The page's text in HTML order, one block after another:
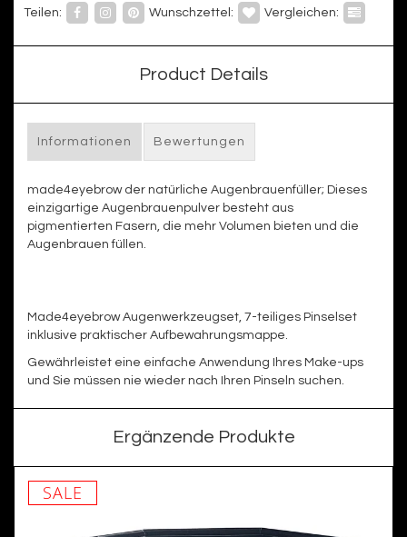
Teilen: Wunschzettel: Vergleichen:
Product Details
Informationen Bewertungen
made4eyebrow der natürliche Augenbrauenfüller; Dieses
einzigartige Augenbrauenpulver besteht aus
pigmentierten Fasern, die mehr Volumen bieten und die
Augenbrauen füllen.
Made4eyebrow Augenwerkzeugset, 7-teiliges Pinselset
inklusive praktischer Aufbewahrungsmappe.
Gewährleistet eine einfache Anwendung Ihres Make-ups
und Sie müssen nie wieder nach Ihren Pinseln suchen.
Ergänzende Produkte
SALE